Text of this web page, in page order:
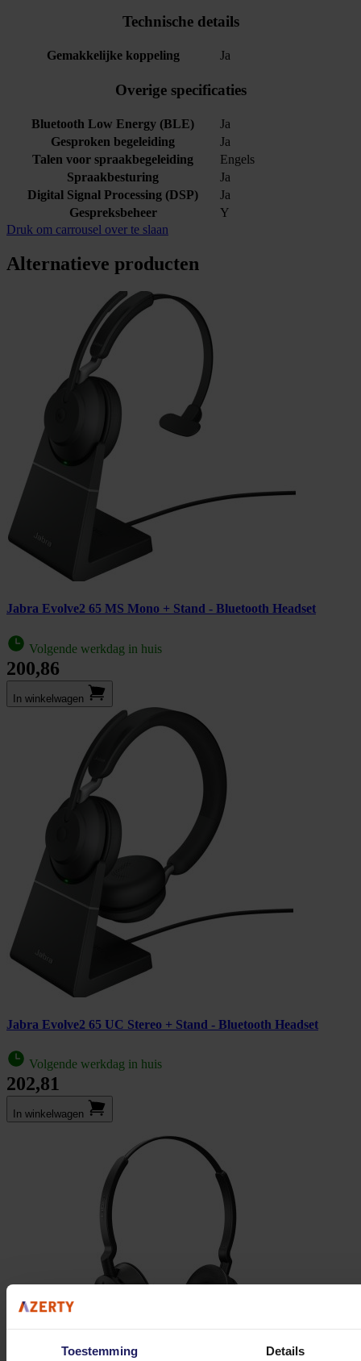
Toestemming Details
Technische details
Gemakkelijke koppeling Ja
Overige specificaties
Bluetooth Low Energy (BLE)
Ja
Gesproken begeleiding
Ja
Talen voor spraakbegeleiding
Engels
Spraakbesturing
Ja
Digital Signal Processing (DSP)
Ja
Gespreksbeheer
Y
Druk om carrousel over te slaan
Alternatieve producten
Jabra Evolve2 65 MS Mono + Stand - Bluetooth Headset
Volgende werkdag in huis
200,86
In winkel­wagen
Jabra Evolve2 65 UC Stereo + Stand - Bluetooth Headset
Volgende werkdag in huis
202,81
In winkel­wagen